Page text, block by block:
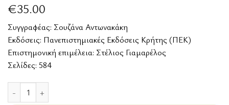
€35.00
Συγγραφέας: Σουζάνα Αντωνακάκη
Εκδόσεις: Πανεπιστημιακές Εκδόσεις Κρήτης (ΠΕΚ)
Επιστημονική επιμέλεια: Στέλιος Γιαμαρέλος
Σελίδες: 584
Αρχιτεκτονική ποιητική. Κείμενα 1959-2019 ποσότητα